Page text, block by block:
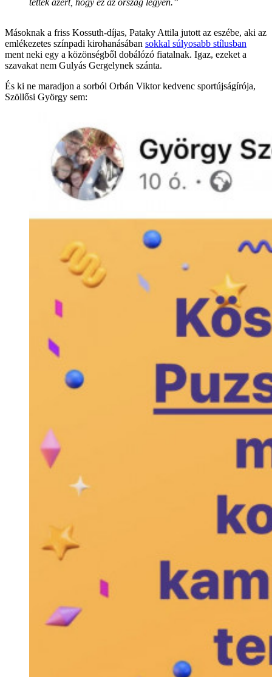
Másoknak a friss Kossuth-díjas, Pataky Attila jutott az eszébe, aki az
emlékezetes színpadi kirohanásában sokkal súlyosabb stílusban
ment neki egy a közönségből dobálózó fiatalnak. Igaz, ezeket a
szavakat nem Gulyás Gergelynek szánta.
És ki ne maradjon a sorból Orbán Viktor kedvenc sportújságírója,
Szöllősi György sem: